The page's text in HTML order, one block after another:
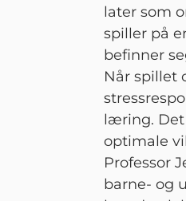
later som
spiller på
befinner
Når spillet
læring. Det
optimale
Professor
barne- og